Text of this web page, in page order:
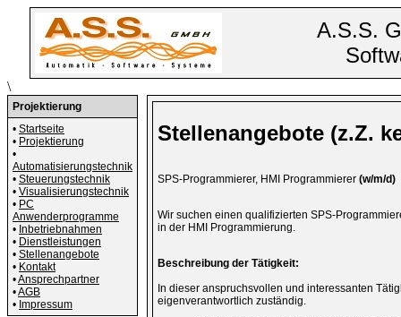
A.S.S.
\
Projektierung
• Startseite
• Projektierung
•
Automatisierungstechnik
• Steuerungstechnik
• Visualisierungstechnik
• PC
Anwenderprogramme
• Inbetriebnahmen
• Dienstleistungen
• Stellenangebote
• Kontakt
•Ansprechpartner
•AGB
• Impressum
Stellenangebote (z.Z.
SPS-Programmierer, HMI Programmierer (w/m/d)
Wir suchen einen qualifizierten SPS-
in der HMI Programmierung.
Beschreibung der Tätigkeit:
In dieser anspruchsvollen und interessanten
eigenverantwortlich zuständig.